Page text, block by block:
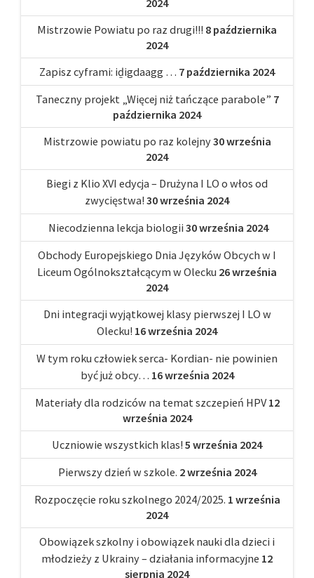
Mistrzowie Powiatu po raz drugi!!! 8 października
2024
Zapisz cyframi: iḏigdaagg … 7 października 2024
Taneczny projekt „Więcej niż tańczące parabole” 7
października 2024
Mistrzowie powiatu po raz kolejny30 września
2024
Biegi z Klio XVI edycja – Drużyna I LO o włos od
zwycięstwa! 30 września 2024
Niecodzienna lekcja biologii 30 września 2024
Obchody Europejskiego Dnia Języków Obcych w I
Liceum Ogólnokształcącym w Olecku 26 września
2024
Dni integracji wyjątkowej klasy pierwszej I LO w
Olecku! 16 września 2024
W tym roku człowiek serca- Kordian- nie powinien
być już obcy… 16 września 2024
Materiały dla rodziców na temat szczepień HPV 12
września 2024
Uczniowie wszystkich klas! 5 września 2024
Pierwszy dzień w szkole. 2 września 2024
Rozpoczęcie roku szkolnego 2024/2025. 1 września
2024
Obowiązek szkolny i obowiązek nauki dla dzieci i
młodzieży z Ukrainy – działania informacyjne 12
sierpnia 2024